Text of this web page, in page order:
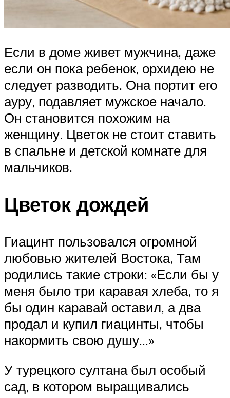
Если в доме живет мужчина, даже
если он пока ребенок, орхидею не
следует разводить. Она портит его
ауру, подавляет мужское начало.
Он становится похожим на
женщину. Цветок не стоит ставить
в спальне и детской комнате для
мальчиков.
Цветок дождей
Гиацинт пользовался огромной
любовью жителей Востока, Там
родились такие строки: «Если бы у
меня было три каравая хлеба, то я
бы один каравай оставил, а два
продал и купил гиацинты, чтобы
накормить свою душу…»
У турецкого султана был особый
сад, в котором выращивались